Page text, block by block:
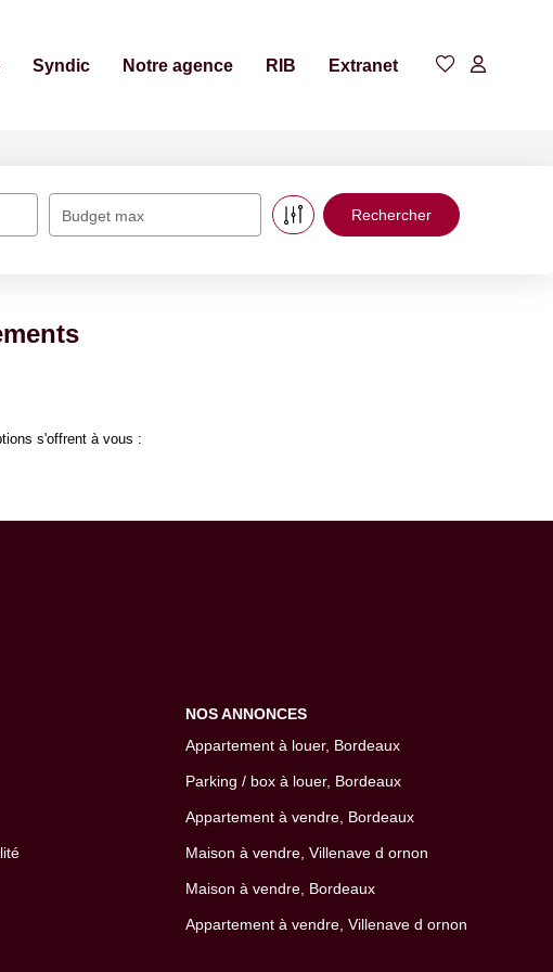
Syndic Notre agence RIB Extranet
Budget max
s'offrent à vous :
NOS ANNONCES
Appartement à louer, Bordeaux
Parking / box à louer, Bordeaux
Appartement à vendre, Bordeaux
Maison à vendre, Villenave d ornon
Maison à vendre, Bordeaux
Appartement à vendre, Villenave d ornon